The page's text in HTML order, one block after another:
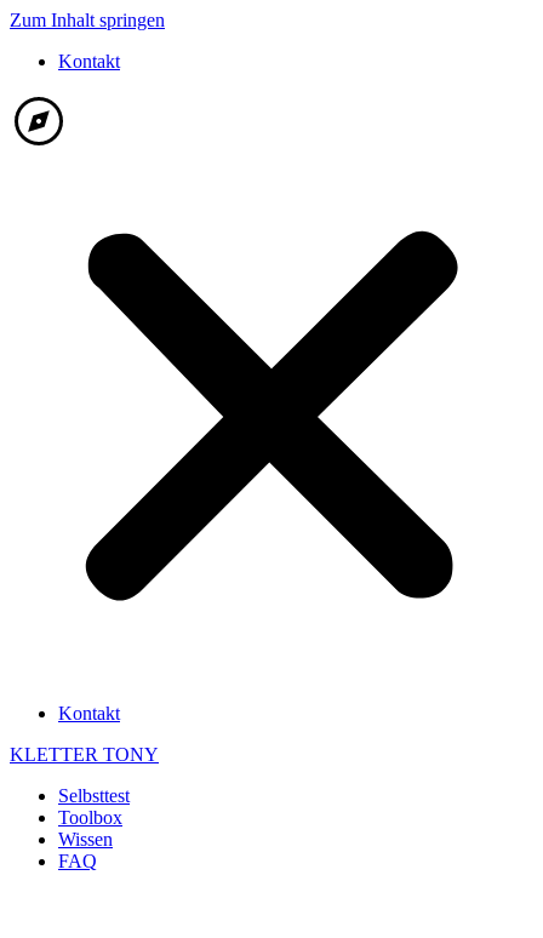
Zum Inhalt springen
Kontakt
Kontakt
KLETTER TONY
Selbsttest
Toolbox
Wissen
FAQ